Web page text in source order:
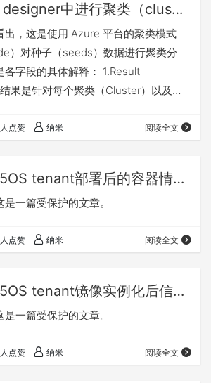
在Azure ML designer中进行聚类（clustering）模型分析
出，这是使用 Azure 平台的聚类模式
）对种子（seeds）数据进行聚类分
各字段的具体解释： 1.Result
果是针对每个聚类（Cluster）以及整
和第 1 号聚类的评估结果。 3.Average
点赞 纳米 阅读全文
密码保护：F5OS tenant部署后的容器情况、网络接口情况
一篇受保护的文章。
点赞 纳米 阅读全文
密码保护：F5OS tenant镜像实例化后信息
一篇受保护的文章。
点赞 纳米 阅读全文